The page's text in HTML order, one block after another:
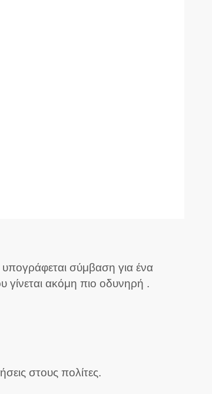
σύμβαση για ένα
γίνεται ακόμη πιο οδυνηρή .
στους πολίτες.